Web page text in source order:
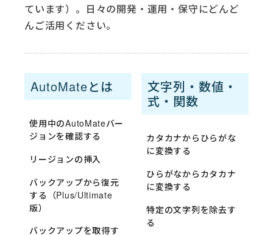
ています）。日々の開発・運用・保守にどんど
んご活用ください。
AutoMateとは
使用中のAutoMateバー
ジョンを確認する
リージョンの挿入
バックアップから復元
する（Plus/Ultimate
版）
バックアップを取得す
文字列・数値・
式・関数
カタカナからひらがな
に変換する
ひらがなからカタカナ
に変換する
特定の文字列を除去す
る